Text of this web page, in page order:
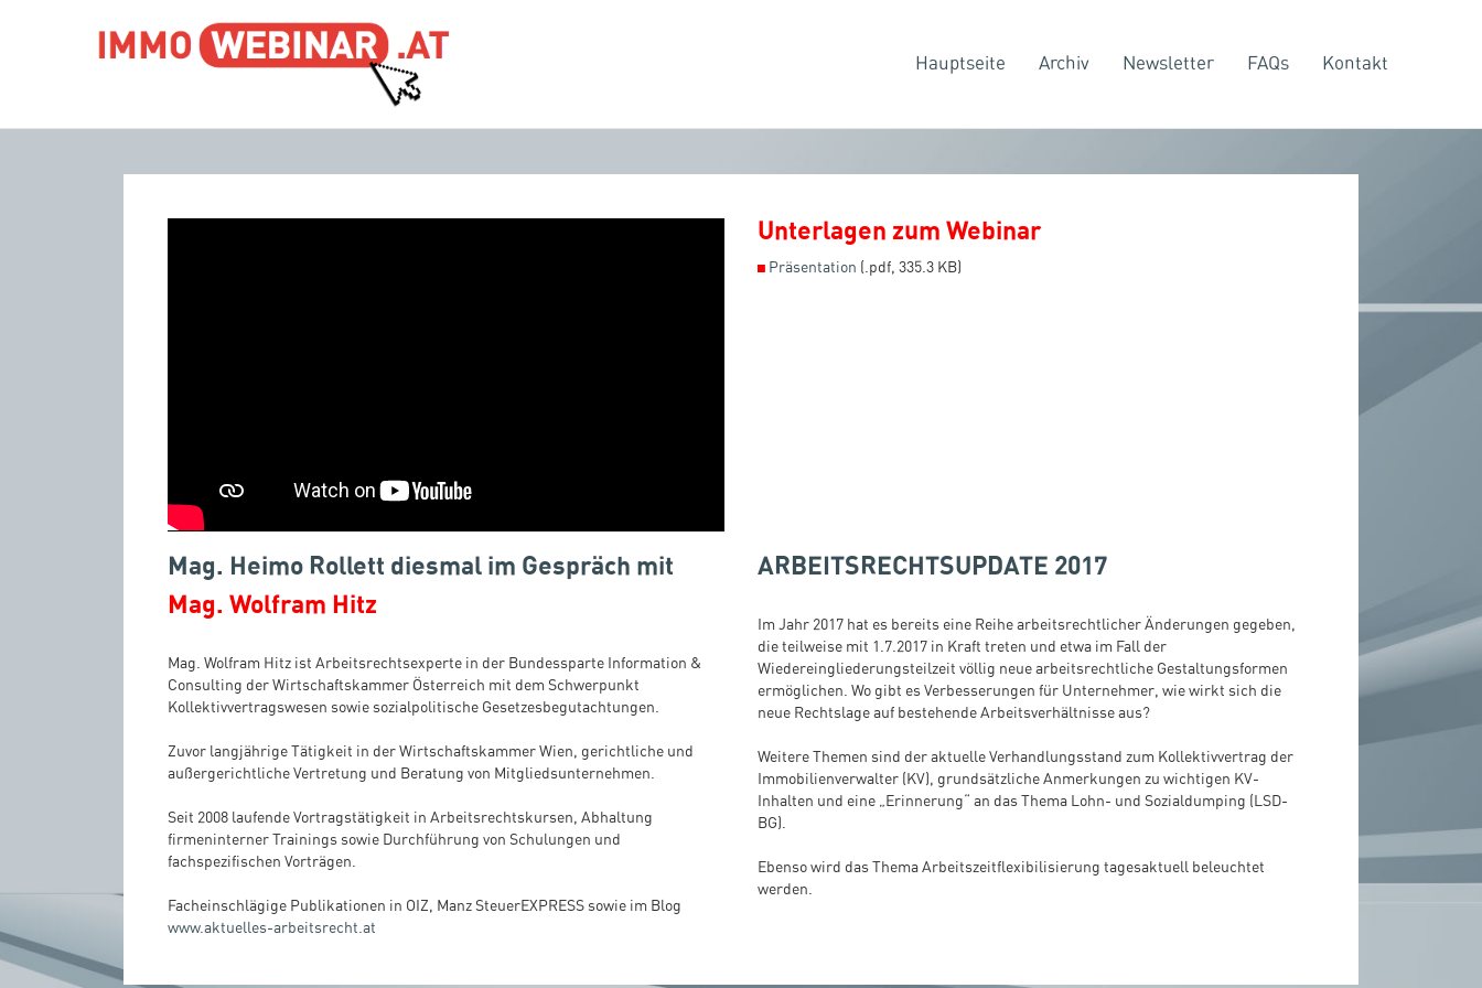
Hauptseite Archiv Newsletter FAQs Kontakt
Unterlagen zum Webinar
◼ Präsentation (.pdf, 335.3 KB)
Mag. Heimo Rollett diesmal im Gespräch mit
Mag. Wolfram Hitz
Mag. Wolfram Hitz ist Arbeitsrechtsexperte in der Bundessparte Information &
Consulting der Wirtschaftskammer Österreich mit dem Schwerpunkt
Kollektivvertragswesen sowie sozialpolitische Gesetzesbegutachtungen.
Zuvor langjährige Tätigkeit in der Wirtschaftskammer Wien, gerichtliche und
außergerichtliche Vertretung und Beratung von Mitgliedsunternehmen.
Seit 2008 laufende Vortragstätigkeit in Arbeitsrechtskursen, Abhaltung
firmeninterner Trainings sowie Durchführung von Schulungen und
fachspezifischen Vorträgen.
Facheinschlägige Publikationen in OIZ, Manz SteuerEXPRESS sowie im Blog
www.aktuelles-arbeitsrecht.at
ARBEITSRECHTSUPDATE 2017
Im Jahr 2017 hat es bereits eine Reihe arbeitsrechtlicher Änderungen gegeben,
die teilweise mit 1.7.2017 in Kraft treten und etwa im Fall der
Wiedereingliederungsteilzeit völlig neue arbeitsrechtliche Gestaltungsformen
ermöglichen. Wo gibt es Verbesserungen für Unternehmer, wie wirkt sich die
neue Rechtslage auf bestehende Arbeitsverhältnisse aus?
Weitere Themen sind der aktuelle Verhandlungsstand zum Kollektivvertrag der
Immobilienverwalter (KV), grundsätzliche Anmerkungen zu wichtigen KV-
Inhalten und eine „Erinnerung“ an das Thema Lohn- und Sozialdumping (LSD-
BG).
Ebenso wird das Thema Arbeitszeitflexibilisierung tagesaktuell beleuchtet
werden.